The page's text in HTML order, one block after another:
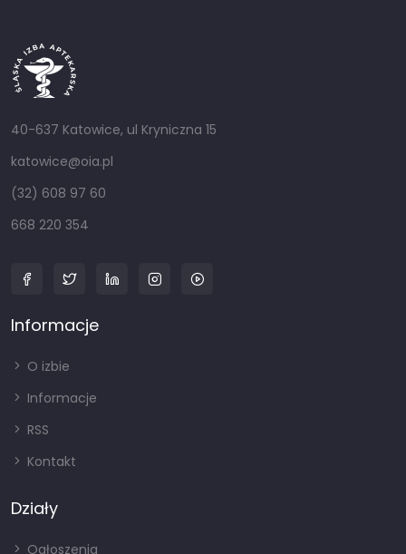
40-637 Katowice, ul Kryniczna 15
katowice@oia.pl
(32) 608 97 60
668 220 354
Informacje
O izbie
Informacje
RSS
Kontakt
Działy
Ogłoszenia